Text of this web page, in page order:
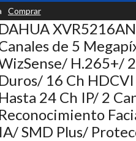
Comprar
DAHUA
de 5
H.265+/
Duros/ 16 Ch
Hasta 24 Ch IP/ 2
Reconocimiento
IA/ SMD Plus/